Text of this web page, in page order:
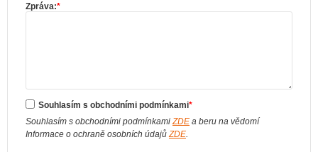
Zpráva:*
Souhlasím s obchodními podmínkami*
Souhlasím s obchodními podmínkamiZDE a beru na vědomí
Informace o ochraně osobních údajůZDE.